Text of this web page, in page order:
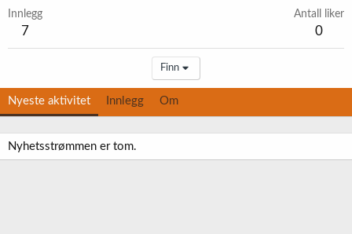
Innlegg
7
Antall liker
0
Finn
Nyeste aktivitet Innlegg Om
Nyhetsstrømmen er tom.